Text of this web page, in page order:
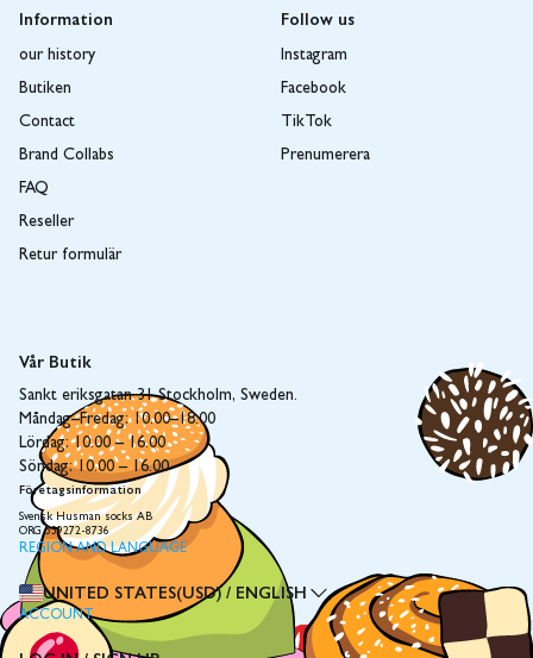
Information
our history
Butiken
Contact
Brand Collabs
FAQ
Reseller
Retur formulär
Follow us
Instagram
Facebook
TikTok
Prenumerera
Vår Butik
Sankt eriksgatan 31 Stockholm, Sweden.
Måndag–Fredag: 10.00–18.00
Lördag: 10.00 – 16.00
Söndag: 10.00 – 16.00
Företagsinformation
Svensk Husman socks AB
ORG 559272-8736
REGION AND LANGUAGE
UNITED STATES(USD) / ENGLISH
ACCOUNT